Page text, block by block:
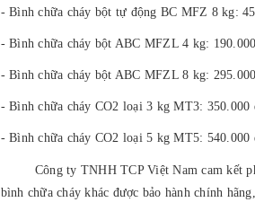
- Bình chữa cháy bột tự động BC MFZ 8 kg:
- Bình chữa cháy bột ABC MFZL 4 kg:
- Bình chữa cháy bột ABC MFZL 8 kg:
- Bình chữa cháy CO2 loại 3 kg MT3: 350.000
- Bình chữa cháy CO2 loại 5 kg MT5: 540.000
Công ty TNHH TCP Việt Nam cam kết
bình chữa cháy khác được bảo hành chính